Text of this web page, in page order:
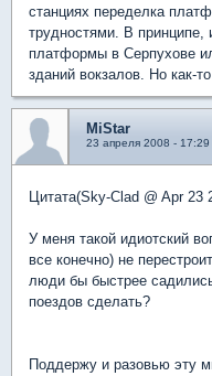
станциях переделка
трудностями. В
платформы в Серпухове
зданий вокзалов. Но как-
MiStar
23 апреля 2008 - 17:29
Цитата(Sky-Clad @ Apr 23
У меня такой идиотский
все конечно) не
люди бы быстрее
поездов сделать?
Поддержу и разовью эту